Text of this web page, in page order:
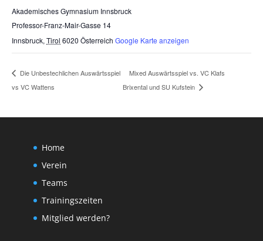
Akademisches Gymnasium Innsbruck
Professor-Franz-Mair-Gasse 14
Innsbruck, Tirol 6020 Österreich Google Karte anzeigen
Die Unbestechlichen Auswärtsspiel
vs VC Wattens
Mixed Auswärtsspiel vs. VC Klafs
Brixental und SU Kufstein
Home
Verein
Teams
Trainingszeiten
Mitglied werden?